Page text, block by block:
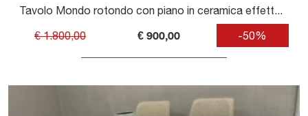
Tavolo Mondo rotondo con piano in ceramica effetto marmo
€ 1.800,00 € 900,00 -50%